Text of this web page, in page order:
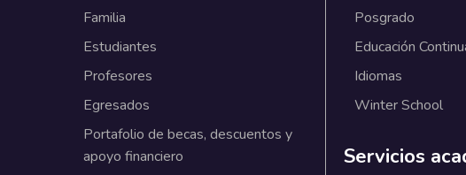
Familia
Estudiantes
Profesores
Egresados
Portafolio de becas, descuentos y
apoyo financiero
Posgrado
Educación
Idiomas
Winter School
Servicios